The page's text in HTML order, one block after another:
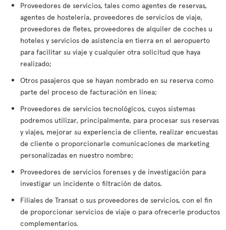
Proveedores de servicios, tales como agentes de reservas,
agentes de hostelería, proveedores de servicios de viaje,
proveedores de fletes, proveedores de alquiler de coches u
hoteles y servicios de asistencia en tierra en el aeropuerto
para facilitar su viaje y cualquier otra solicitud que haya
realizado;
Otros pasajeros que se hayan nombrado en su reserva como
parte del proceso de facturación en línea;
Proveedores de servicios tecnológicos, cuyos sistemas
podremos utilizar, principalmente, para procesar sus reservas
y viajes, mejorar su experiencia de cliente, realizar encuestas
de cliente o proporcionarle comunicaciones de marketing
personalizadas en nuestro nombre;
Proveedores de servicios forenses y de investigación para
investigar un incidente o filtración de datos.
Filiales de Transat o sus proveedores de servicios, con el fin
de proporcionar servicios de viaje o para ofrecerle productos
complementarios.